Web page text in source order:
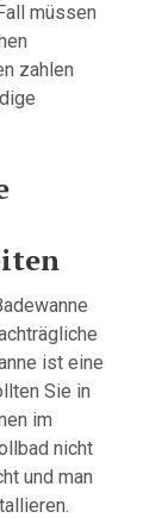
müssen
zahlen
ist eine
Sie in
im
nicht
und man